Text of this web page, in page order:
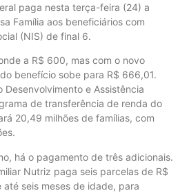
paga nesta terça-feira (24) a
Família aos beneficiários com
(NIS) de final 6.
a R$ 600, mas com o novo
benefício sobe para R$ 666,01.
Desenvolvimento e Assistência
de transferência de renda do
20,49 milhões de famílias, com
há o pagamento de três adicionais.
Nutriz paga seis parcelas de R$
seis meses de idade, para